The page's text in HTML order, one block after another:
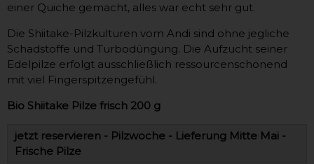
einer Quiche gemacht, alles war echt sehr gut.
Die Shiitake-Pilzkulturen vom Andi sind ohne jegliche
Schadstoffe und Turbodüngung. Die Aufzucht seiner
Edelpilze erfolgt ausschließlich ressourcenschonend
mit viel Fingerspitzengefühl.
Bio Shiitake Pilze frisch 200 g
jetzt reservieren - Pilzwoche - Lieferung Mitte Mai -
Frische Pilze